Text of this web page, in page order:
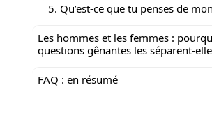
5. Qu’est-ce que tu penses de
Les hommes et les femmes :
questions gênantes les séparent-
FAQ : en résumé